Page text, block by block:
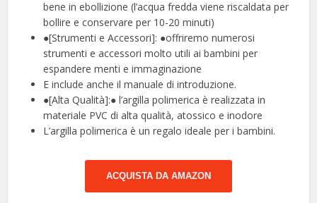
bene in ebollizione (l’acqua fredda viene riscaldata per
bollire e conservare per 10-20 minuti)
●[Strumenti e Accessori]: ●offriremo numerosi
strumenti e accessori molto utili ai bambini per
espandere menti e immaginazione
E include anche il manuale di introduzione.
●[Alta Qualità]:● l’argilla polimerica è realizzata in
materiale PVC di alta qualità, atossico e inodore
L’argilla polimerica è un regalo ideale per i bambini.
ACQUISTA DA AMAZON